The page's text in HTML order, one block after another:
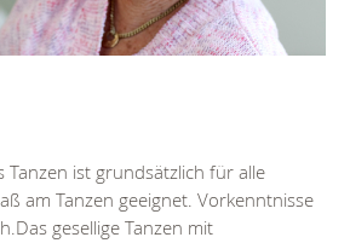
Tanzen ist grundsätzlich für alle
am Tanzen geeignet. Vorkenntnisse
gesellige Tanzen mit